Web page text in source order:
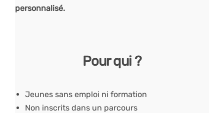
personnalisé.
Pour qui ?
Jeunes sans emploi ni formation
Non inscrits dans un parcours